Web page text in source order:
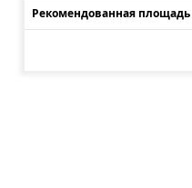
Рекомендованная